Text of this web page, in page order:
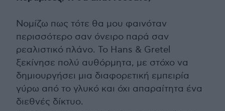
Νομίζω πως τότε θα μου φαινόταν
περισσότερο σαν όνειρο παρά σαν
ρεαλιστικό πλάνο. Το Hans & Gretel
ξεκίνησε πολύ αυθόρμητα, με στόχο να
δημιουργήσει μια διαφορετική εμπειρία
γύρω από το γλυκό και όχι απαραίτητα ένα
διεθνές δίκτυο.